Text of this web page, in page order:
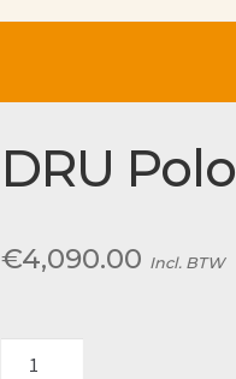
DRU Polo
€4,090.00 Incl. BTW